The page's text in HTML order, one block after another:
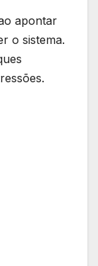
apontar
o sistema.